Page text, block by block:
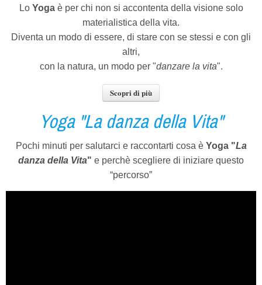
LoYogaè per chi non si accontenta della visione solo
materialistica della vita.
Diventa un modo di essere, di stare con se stessi e con gli
altri,
con la natura, un modo per "danzare la vita".
Scopri di più
Yoga "La danza della Vita"
Pochi minuti per salutarci e raccontarti cosa è Yoga "La
danza della Vita" e perchè scegliere di iniziare questo
“percorso”